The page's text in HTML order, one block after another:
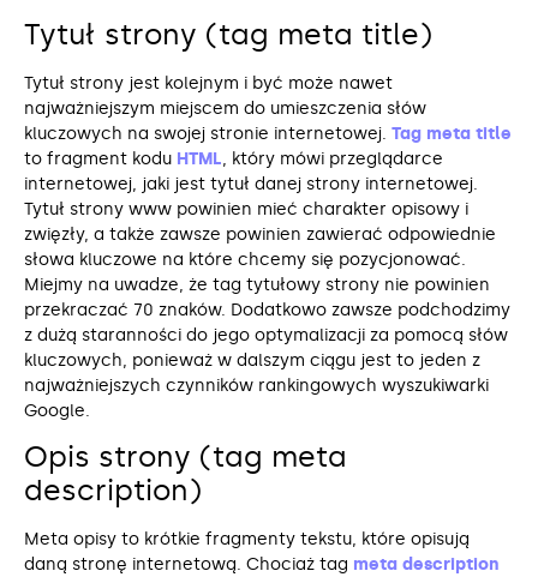
Tytuł strony (tag meta title)
Tytuł strony jest kolejnym i być może nawet
najważniejszym miejscem do umieszczenia słów
kluczowych na swojej stronie internetowej. Tag meta title
to fragment kodu HTML, który mówi przeglądarce
internetowej, jaki jest tytuł danej strony internetowej.
Tytuł strony www powinien mieć charakter opisowy i
zwięzły, a także zawsze powinien zawierać odpowiednie
słowa kluczowe na które chcemy się pozycjonować.
Miejmy na uwadze, że tag tytułowy strony nie powinien
przekraczać 70 znaków. Dodatkowo zawsze podchodzimy
z dużą staranności do jego optymalizacji za pomocą słów
kluczowych, ponieważ w dalszym ciągu jest to jeden z
najważniejszych czynników rankingowych wyszukiwarki
Google.
Opis strony (tag meta
description)
Meta opisy to krótkie fragmenty tekstu, które opisują
daną stronę internetową. Chociaż tag meta description